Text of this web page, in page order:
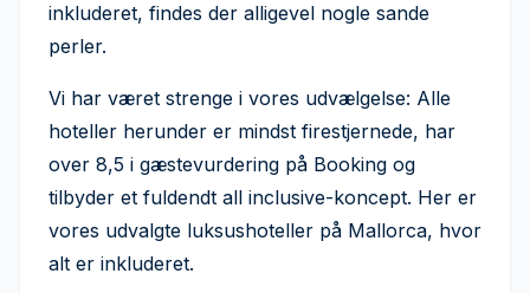
inkluderet, findes der alligevel nogle sande
perler.
Vi har været strenge i vores udvælgelse: Alle
hoteller herunder er mindst firestjernede, har
over 8,5 i gæstevurdering på Booking og
tilbyder et fuldendt all inclusive-koncept. Her er
vores udvalgte luksushoteller på Mallorca, hvor
alt er inkluderet.